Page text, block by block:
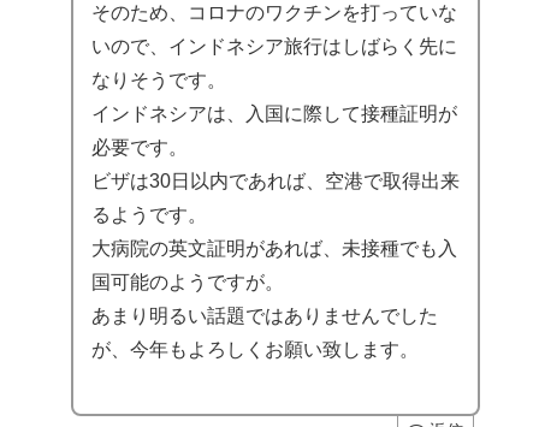
そのため、コロナのワクチンを打っていな
いので、インドネシア旅行はしばらく先に
なりそうです。
インドネシアは、入国に際して接種証明が
必要です。
ビザは30日以内であれば、空港で取得出来
るようです。
大病院の英文証明があれば、未接種でも入
国可能のようですが。
あまり明るい話題ではありませんでした
が、今年もよろしくお願い致します。